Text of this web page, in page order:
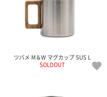
ツバメ M＆W マグカップ SUS L
SOLDOUT